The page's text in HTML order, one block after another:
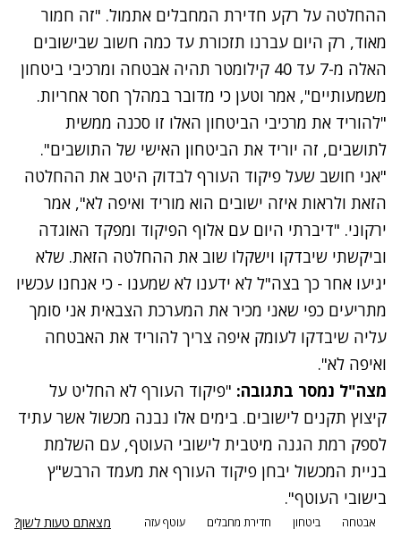
ההחלטה על רקע חדירת המחבלים אתמול. "זה חמור
מאוד, רק היום עברנו תזכורת עד כמה חשוב שבישובים
האלה מ-7 עד 40 קילומטר תהיה אבטחה ומרכיבי ביטחון
משמעותיים", אמר וטען כי מדובר במהלך חסר אחריות.
"להוריד את מרכיבי הביטחון האלו זו סכנה ממשית
לתושבים, זה יוריד את הביטחון האישי של התושבים".
"אני חושב שעל פיקוד העורף לבדוק היטב את ההחלטה
הזאת ולראות איזה ישובים הוא מוריד ואיפה לא", אמר
ירקוני. "דיברתי היום עם אלוף הפיקוד ומפקד האוגדה
וביקשתי שיבדקו וישקלו שוב את ההחלטה הזאת. שלא
יגיעו אחר כך בצה"ל לא ידענו לא שמענו - כי אנחנו עכשיו
מתריעים כפי שאני מכיר את המערכת הצבאית אני סומך
עליה שיבדקו לעומק איפה צריך להוריד את האבטחה
ואיפה לא".
מצה"ל נמסר בתגובה: "פיקוד העורף לא החליט על
קיצוץ תקנים לישובים. בימים אלו נבנה מכשול אשר עתיד
לספק רמת הגנה מיטבית לישובי העוטף, עם השלמת
בניית המכשול יבחן פיקוד העורף את מעמד הרבש"ץ
בישובי העוטף".
אבטחה ביטחון חדירת מחבלים עוטף עזה מצאתם טעות לשון?